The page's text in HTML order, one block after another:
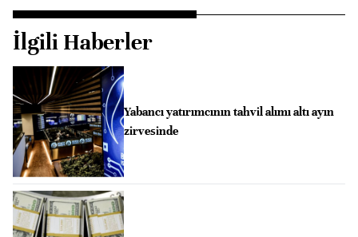
İlgili Haberler
Yabancı yatırımcının tahvil alımı altı ayın
zirvesinde